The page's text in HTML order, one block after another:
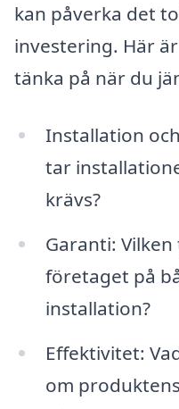
kan påverka det
investering. Här
tänka på när du
Installation
tar
krävs?
Garanti:
företaget på
installation?
Effektivitet:
om